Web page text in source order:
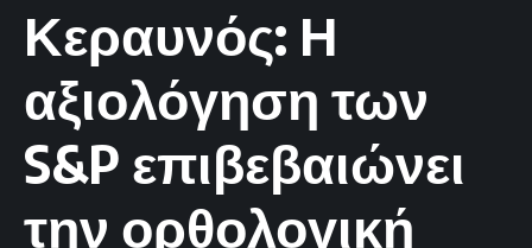
Κεραυνός: Η
αξιολόγηση των
S&P επιβεβαιώνει
την ορθολογική